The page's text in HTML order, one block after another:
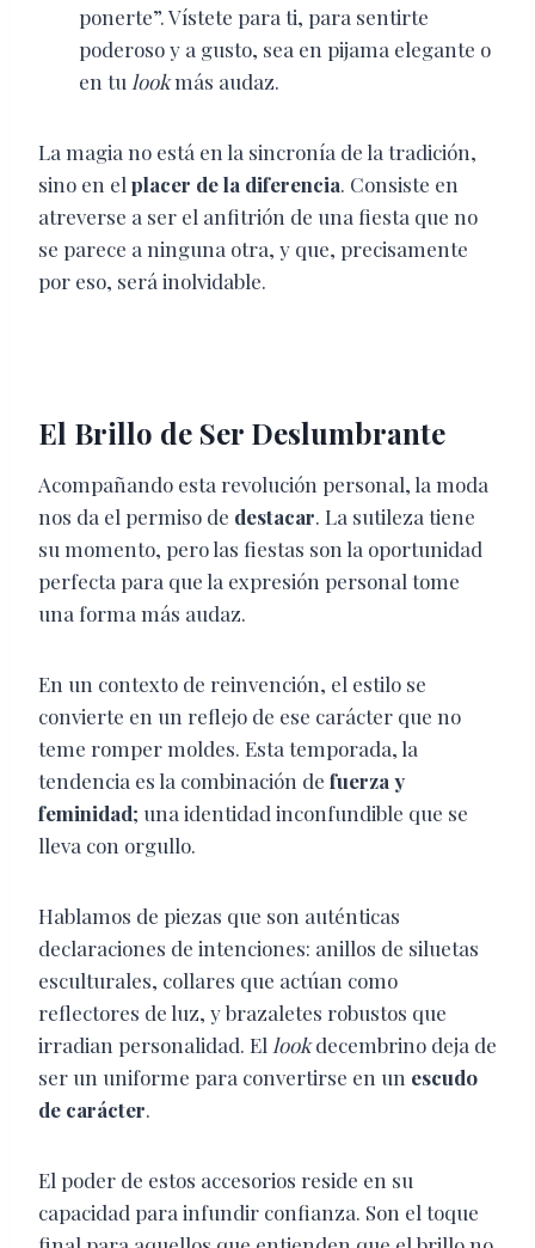
ponerte”. Vístete para ti, para sentirte
poderoso y a gusto, sea en pijama elegante o
en tu lookmás audaz.
La magia no está en la sincronía de la tradición,
sino en el placer de la diferencia. Consiste en
atreverse a ser el anfitrión de una fiesta que no
se parece a ninguna otra, y que, precisamente
por eso, será inolvidable.
El Brillo de Ser Deslumbrante
Acompañando esta revolución personal, la moda
nos da el permiso de destacar. La sutileza tiene
su momento, pero las fiestas son la oportunidad
perfecta para que la expresión personal tome
una forma más audaz.
En un contexto de reinvención, el estilo se
convierte en un reflejo de ese carácter que no
teme romper moldes. Esta temporada, la
tendencia es la combinación de fuerza y
feminidad; una identidad inconfundible que se
lleva con orgullo.
Hablamos de piezas que son auténticas
declaraciones de intenciones: anillos de siluetas
esculturales, collares que actúan como
reflectores de luz, y brazaletes robustos que
irradian personalidad. El lookdecembrino deja de
ser un uniforme para convertirse en un escudo
de carácter.
El poder de estos accesorios reside en su
capacidad para infundir confianza. Son el toque